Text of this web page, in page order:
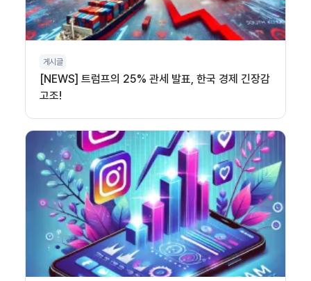
게시글
[NEWS] 트럼프의 25% 관세 발표, 한국 경제 긴장감
고조!